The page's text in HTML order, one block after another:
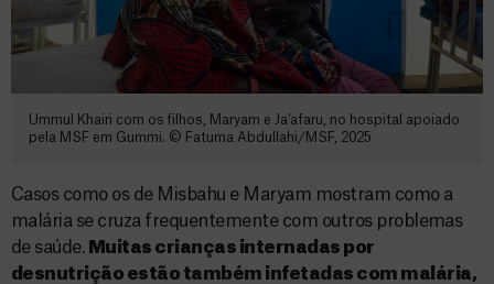
Ummul Khairi com os filhos, Maryam e Ja’afaru, no hospital apoiado
pela MSF em Gummi. © Fatuma Abdullahi/MSF, 2025
Casos como os de Misbahu e Maryam mostram como a
malária se cruza frequentemente com outros problemas
de saúde. Muitas crianças internadas por
desnutrição estão também infetadas com malária,